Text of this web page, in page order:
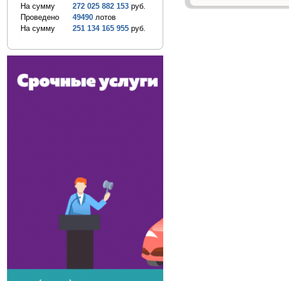
На сумму
272 025 882 153 руб.
Проведено
49490 лотов
На сумму
251 134 165 955 руб.